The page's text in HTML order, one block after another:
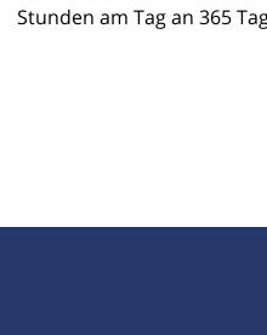
Stunden am Tag an 365